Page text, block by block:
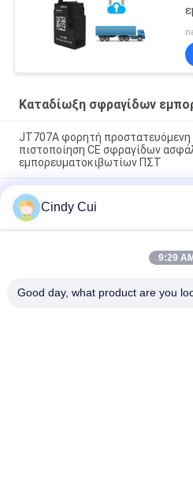
Καταδίωξη σφραγίδων
JT707A φορητή
πιστοποίηση CE σφραγίδων
εμπορευματοκιβωτίων ΠΣΤ
Εμπορευματοκιβώτιο ιχνηλατών
λουκέτων μαγνητών που
σφραγίδα ΠΣΤ
Έξυπνο εμπορευματοκιβώτιο
ηλεκτρονικό που ακολουθεί την
Cindy Cui
9:29 AM
Good day, what product are you